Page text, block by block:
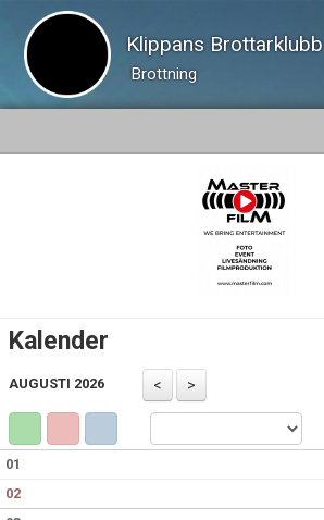
Klippans Brottarklubb
Brottning
DOKUMENT
KONTAKT
Kalender
AUGUSTI 2026
01
02